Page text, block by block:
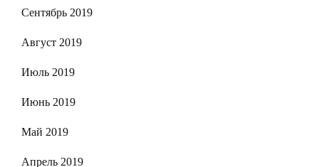
Сентябрь 2019
Август 2019
Июль 2019
Июнь 2019
Май 2019
Апрель 2019